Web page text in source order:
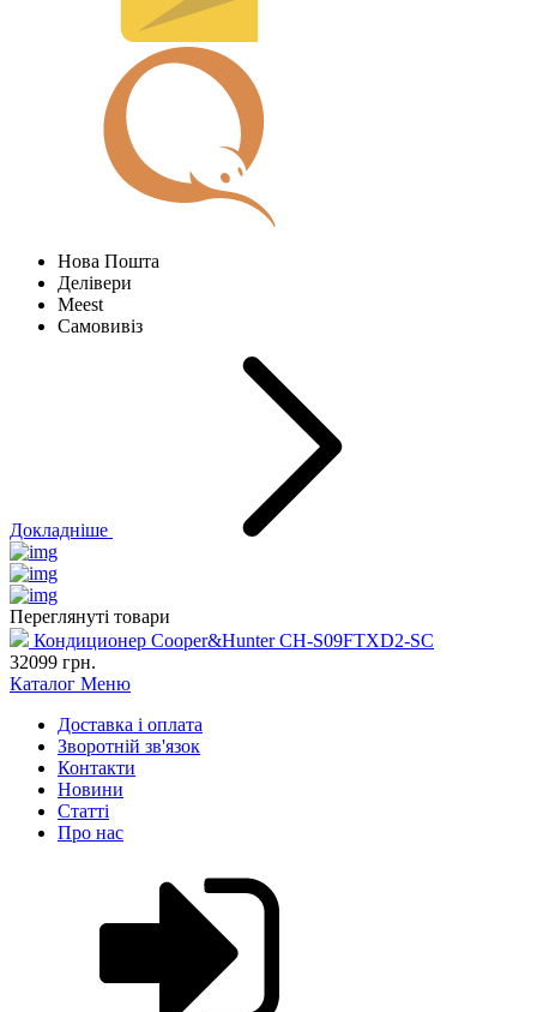
Нова Пошта
Делівери
Meest
Самовивіз
Докладніше
Переглянуті товари
Кондиционер Cooper&Hunter CH-S09FTXD2-SC
32099 грн.
Каталог Меню
Доставка і оплата
Зворотній зв'язок
Контакти
Новини
Статті
Про нас